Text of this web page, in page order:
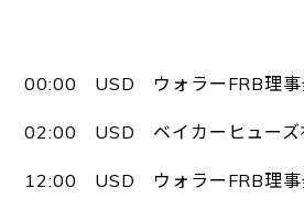
00:00 USD ウォラーFRB理事
02:00 USD ベイカーヒューズ
12:00 USD ウォラーFRB理事